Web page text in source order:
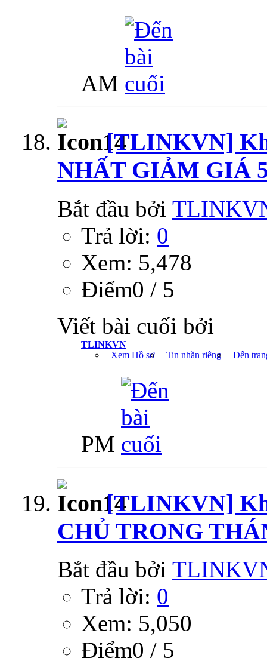
AM
[TLINKVN]
NHẤT GIẢM GIÁ
Bắt đầu bởi
Trả lời: 0
Xem: 5,478
Ðiểm0 / 5
Viết bài cuối bởi
TLINKVN
Xem Hồ sơ
Tin nhắn riêng Đến
PM
[TLINKVN]
CHỦ TRONG
Bắt đầu bởi
Trả lời: 0
Xem: 5,050
Ðiểm0 / 5